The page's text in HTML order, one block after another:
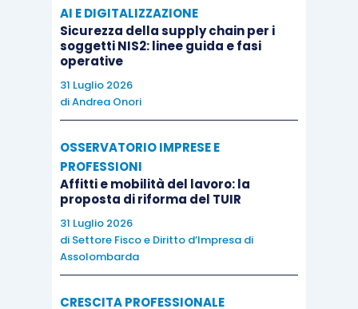
AI E DIGITALIZZAZIONE
Sicurezza della supply chain per i
soggetti NIS2: linee guida e fasi
operative
31 Luglio 2026
diAndrea Onori
OSSERVATORIO IMPRESE E
PROFESSIONI
Affitti e mobilità del lavoro: la
proposta di riforma del TUIR
31 Luglio 2026
di Settore Fisco e Diritto d’Impresa di
Assolombarda
CRESCITA PROFESSIONALE